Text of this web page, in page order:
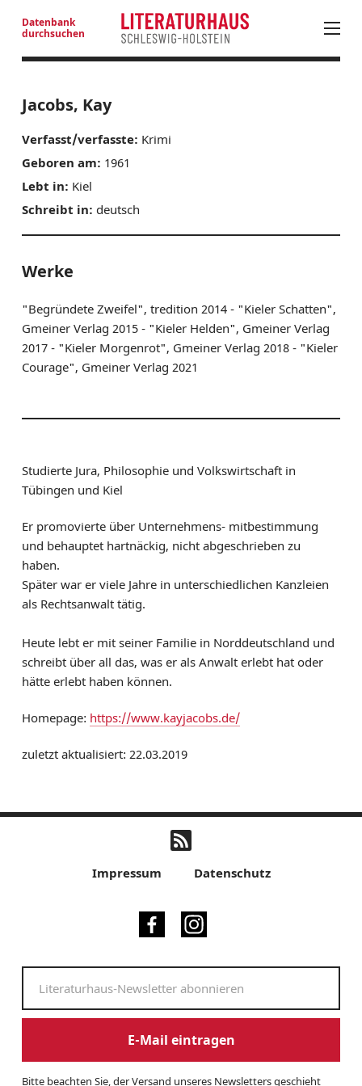
Jacobs, Kay
Verfasst/verfasste: Krimi
Geboren am: 1961
Lebt in: Kiel
Schreibt in: deutsch
Werke
"Begründete Zweifel", tredition 2014 - "Kieler Schatten",
Gmeiner Verlag 2015 - "Kieler Helden", Gmeiner Verlag
2017 - "Kieler Morgenrot", Gmeiner Verlag 2018 - "Kieler
Courage", Gmeiner Verlag 2021
Studierte Jura, Philosophie und Volkswirtschaft in
Tübingen und Kiel
Er promovierte über Unternehmens- mitbestimmung
und behauptet hartnäckig, nicht abgeschrieben zu
haben.
Später war er viele Jahre in unterschiedlichen Kanzleien
als Rechtsanwalt tätig.
Heute lebt er mit seiner Familie in Norddeutschland und
schreibt über all das, was er als Anwalt erlebt hat oder
hätte erlebt haben können.
Homepage: https://www.kayjacobs.de/
zuletzt aktualisiert: 22.03.2019
Datenbank
durchsuchen
LITERATURANGEBOTE JUNGES PUBLIKUM
NEUE PROSA AUS SH
NEUERSCHEINUNGEN
LITERATURADRESSEN
AUSSCHREIBUNGEN
BESTELLSERVICE
KONTAKT & ANFAHRT
Impressum Datenschutz
E-Mail eintragen
Bitte beachten Sie, der Versand unseres Newsletters geschieht